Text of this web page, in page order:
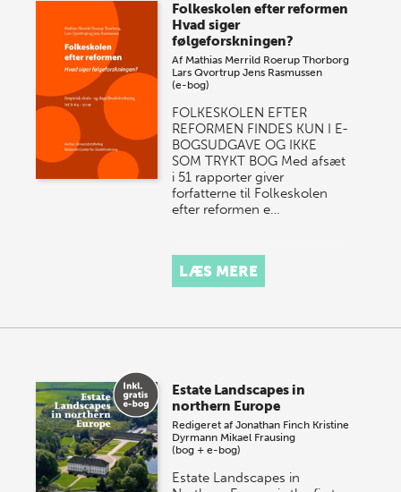
Folkeskolen efter reformen
Hvad siger
følgeforskningen?
Af Mathias Merrild Roerup Thorborg
Lars Qvortrup Jens Rasmussen
(e-bog)
FOLKESKOLEN EFTER
REFORMEN FINDES KUN I E-
BOGSUDGAVE OG IKKE
SOM TRYKT BOG Med afsæt
i 51 rapporter giver
forfatterne til Folkeskolen
efter reformen e…
LÆS MERE
Estate Landscapes in
northern Europe
Redigeret afJonathan Finch Kristine
Dyrmann Mikael Frausing
(bog + e-bog)
Estate Landscapes in